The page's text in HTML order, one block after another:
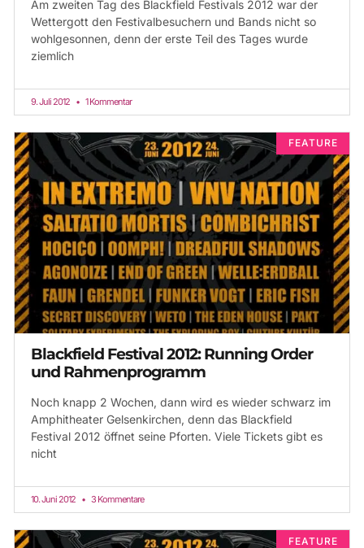
Am zweiten Tag des Blackfield Festivals 2012 war der
Wettergott den Festivalbesuchern und Bands nicht so
wohlgesonnen, denn der erste Teil des Tages wurde
ziemlich
9. Juli 2012 1 Kommentar
FEATURE
Blackfield Festival 2012: Running Order
und Rahmenprogramm
Noch knapp 2 Wochen, dann wird es wieder schwarz im
Amphitheater Gelsenkirchen, denn das Blackfield
Festival 2012 öffnet seine Pforten. Viele Tickets gibt es
nicht
10. Juni 2012 3 Kommentare
FEATURE